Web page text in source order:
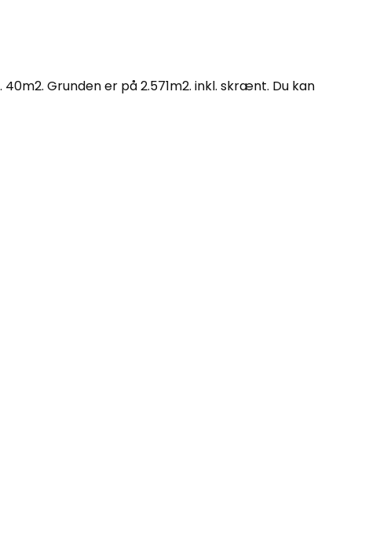
Grunden er på 2.571m2. inkl. skrænt. Du kan